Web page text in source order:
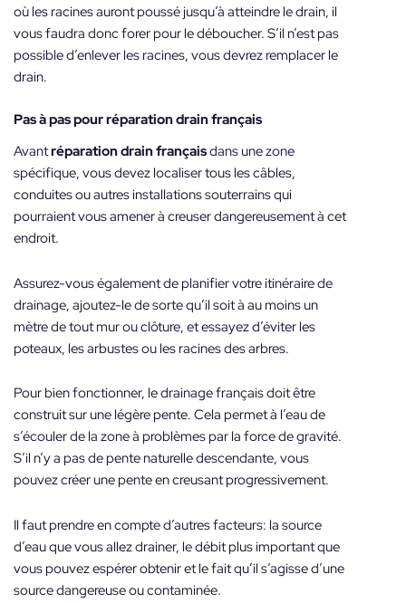
où les racines auront poussé jusqu’à atteindre le drain, il
vous faudra donc forer pour le déboucher. S’il n’est pas
possible d’enlever les racines, vous devrez remplacer le
drain.
Pas à pas pourréparation drain français
Avantréparation drain françaisdans une zone
spécifique, vous devez localiser tous les câbles,
conduites ou autres installations souterrains qui
pourraient vous amener à creuser dangereusement à cet
endroit.
Assurez-vous également de planifier votre itinéraire de
drainage, ajoutez-le de sorte qu’il soit à au moins un
mètre de tout mur ou clôture, et essayez d’éviter les
poteaux, les arbustes ou les racines des arbres.
Pour bien fonctionner, le drainage français doit être
construit sur une légère pente. Cela permet à l’eau de
s’écouler de la zone à problèmes par la force de gravité.
S’il n’y a pas de pente naturelle descendante, vous
pouvez créer une pente en creusant progressivement.
Il faut prendre en compte d’autres facteurs: la source
d’eau que vous allez drainer, le débit plus important que
vous pouvez espérer obtenir et le fait qu’il s’agisse d’une
source dangereuse ou contaminée.